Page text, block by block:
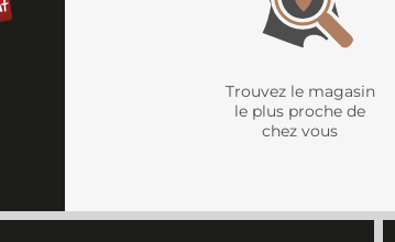
Trouvez le magasin
le plus proche de
chez vous